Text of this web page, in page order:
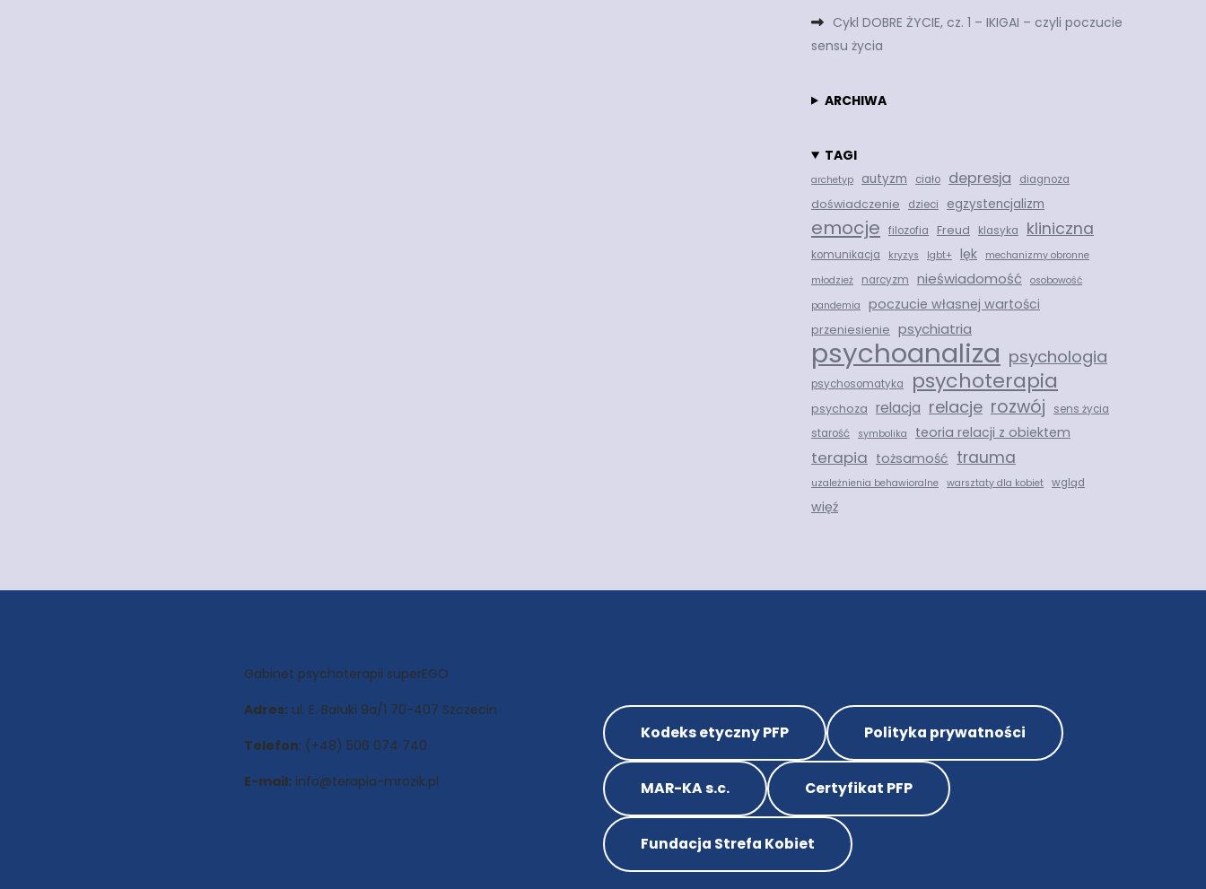
Cykl DOBRE ŻYCIE, cz. 1 – IKIGAI – czyli poczucie
sensu życia
ARCHIWA
TAGI
archetyp autyzm ciało depresja diagnoza
doświadczenie dzieci egzystencjalizm
emocje filozofia Freud klasyka kliniczna
komunikacja kryzys lgbt+ lęk
mechanizmy obronne
młodzież
narcyzm nieświadomość
osobowość
pandemia
poczucie własnej wartości
przeniesienie psychiatria
psychoanaliza psychologia
psychosomatyka psychoterapia
psychoza relacja relacje rozwój
sens życia
starość
symbolika teoria relacji z obiektem
terapia tożsamość trauma
uzależnienia behawioralne warsztaty dla kobiet wgląd
więź
Gabinet psychoterapii superEGO
Adres: ul. E. Bałuki 9a/1 70-407 Szczecin
Telefon: (+48) 506 074 740
E-mail: info@terapia-mrozik.pl
Kodeks etyczny PFP Polityka prywatności
MAR-KA s.c. Certyfikat PFP
Fundacja Strefa Kobiet